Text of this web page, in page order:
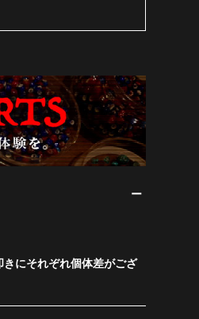
にそれぞれ個体差がござ